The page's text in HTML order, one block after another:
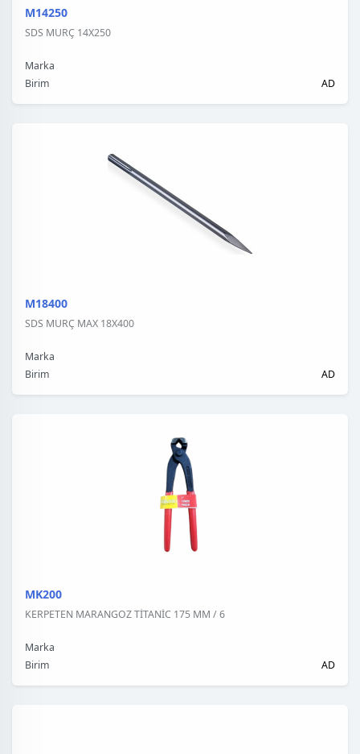
M14250
SDS MURÇ 14X250
Marka
Birim
AD
M18400
SDS MURÇ MAX 18X400
Marka
Birim
AD
MK200
KERPETEN MARANGOZ TİTANİC 175 MM / 6
Marka
Birim
AD